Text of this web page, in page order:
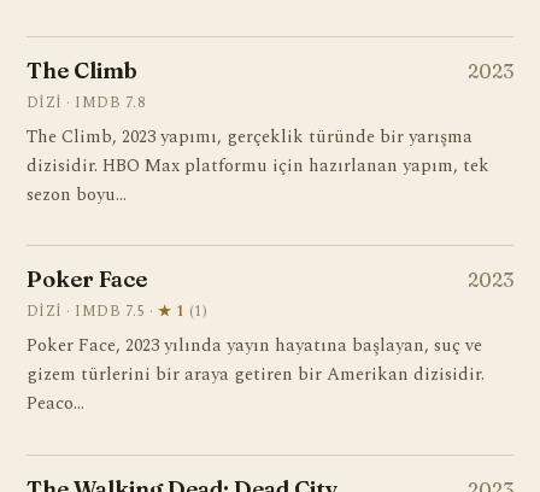
The Climb 2023
DIZI · IMDB 7.8
The Climb, 2023 yapımı, gerçeklik türünde bir yarışma
dizisidir. HBO Max platformu için hazırlanan yapım, tek
sezon boyu…
Poker Face 2023
DIZI · IMDB 7.5 · ★ 1 (1)
Poker Face, 2023 yılında yayın hayatına başlayan, suç ve
gizem türlerini bir araya getiren bir Amerikan dizisidir.
Peaco…